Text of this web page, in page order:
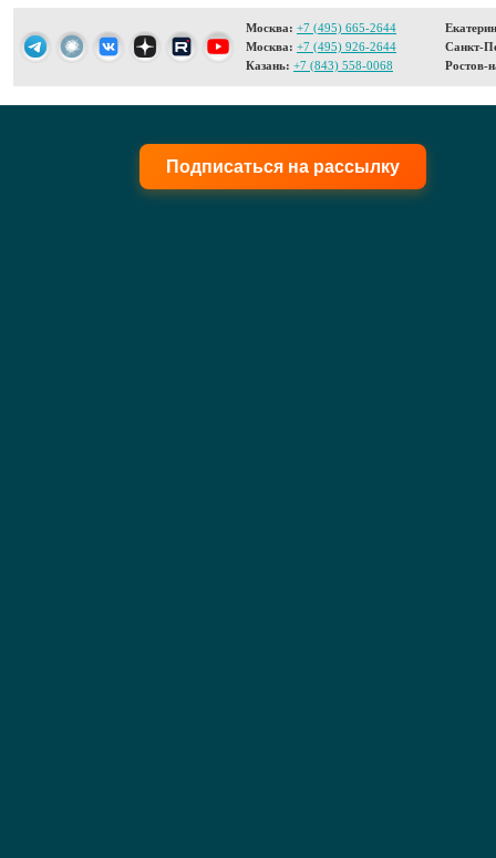
Москва: +7 (495) 665-2644
Москва: +7 (495) 926-2644
Казань: +7 (843) 558-0068
Санкт-
Ростов-
Подписаться на рассылку